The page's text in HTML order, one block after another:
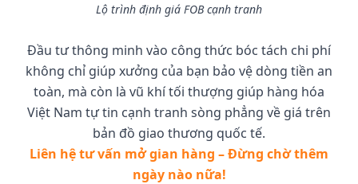
Lộ trình định giá FOB cạnh tranh
Đầu tư thông minh vào công thức bóc tách chi phí
không chỉ giúp xưởng của bạn bảo vệ dòng tiền an
toàn, mà còn là vũ khí tối thượng giúp hàng hóa
Việt Nam tự tin cạnh tranh sòng phẳng về giá trên
bản đồ giao thương quốc tế.
Liên hệ tư vấn mở gian hàng – Đừng chờ thêm
ngày nào nữa!